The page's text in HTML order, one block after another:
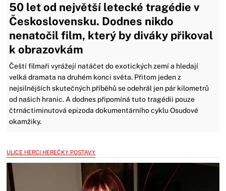
50 let od největší letecké tragédie v
Československu. Dodnes nikdo
nenatočil film, který by diváky přikoval
k obrazovkám
Čeští filmaři vyrážejí natáčet do exotických zemí a hledají
velká dramata na druhém konci světa. Přitom jeden z
nejsilnějších skutečných příběhů se odehrál jen pár kilometrů
od našich hranic. A dodnes připomíná tuto tragédii pouze
čtrnáctiminutová epizoda dokumentárního cyklu Osudové
okamžiky.
ULICE HERCI HEREČKY POSTAVY